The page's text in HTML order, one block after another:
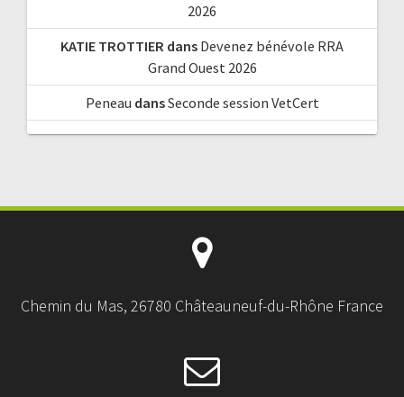
2026
KATIE TROTTIER dans Devenez bénévole RRA
Grand Ouest 2026
Peneau dansSeconde session VetCert
Chemin du Mas, 26780 Châteauneuf-du-Rhône France